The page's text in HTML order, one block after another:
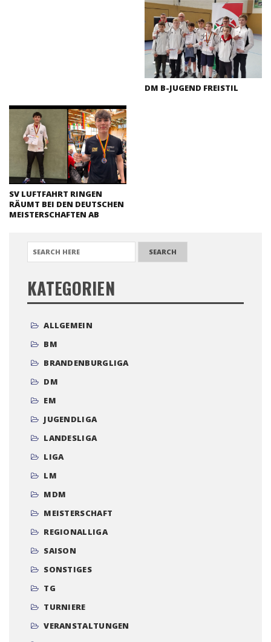
DM B-JUGEND FREISTIL
SV LUFTFAHRT RINGEN
RÄUMT BEI DEN DEUTSCHEN
MEISTERSCHAFTEN AB
KATEGORIEN
ALLGEMEIN
BM
BRANDENBURGLIGA
DM
EM
JUGENDLIGA
LANDESLIGA
LIGA
LM
MDM
MEISTERSCHAFT
REGIONALLIGA
SAISON
SONSTIGES
TG
TURNIERE
VERANSTALTUNGEN